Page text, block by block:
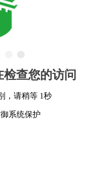
查您的访问
，请稍等 1秒
系统保护